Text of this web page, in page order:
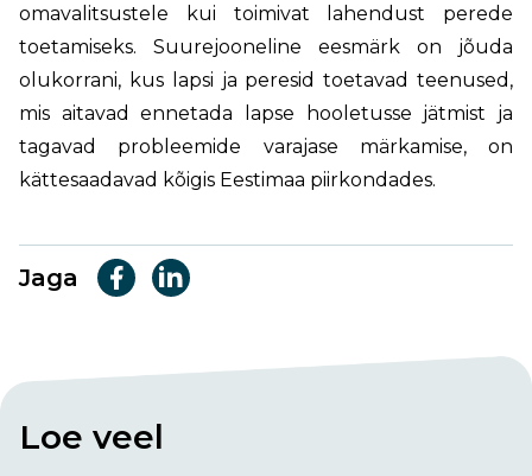
omavalitsustele kui toimivat lahendust perede
toetamiseks. Suurejooneline eesmärk on jõuda
olukorrani, kus lapsi ja peresid toetavad teenused,
mis aitavad ennetada lapse hooletusse jätmist ja
tagavad probleemide varajase märkamise, on
kättesaadavad kõigis Eestimaa piirkondades.
Jaga
Loe veel